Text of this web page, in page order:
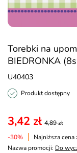
Torebki na
BIEDRONKA
U40403
Produkt dostępny
3,42 zł 4,89 zł
-30%
Najniższa
Nazwa promocji: Do